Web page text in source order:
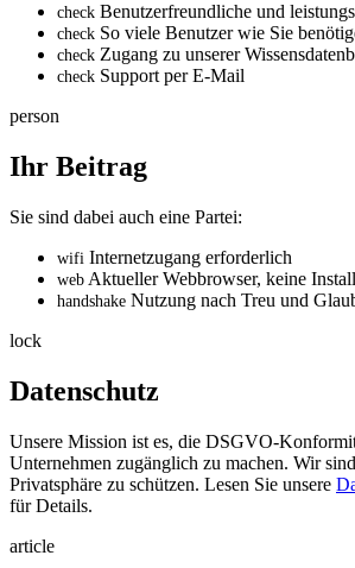
check Benutzerfreundliche und
check So viele Benutzer wie Sie
check Zugang zu unserer
check Support per E-Mail
person
Ihr Beitrag
Sie sind dabei auch eine Partei:
wifi Internetzugang erforderlich
web Aktueller Webbrowser, keine
handshake Nutzung nach Treu und
lock
Datenschutz
Unsere Mission ist es, die DSGVO-
Unternehmen zugänglich zu machen. Wir
Privatsphäre zu schützen. Lesen Sie unsere
für Details.
article